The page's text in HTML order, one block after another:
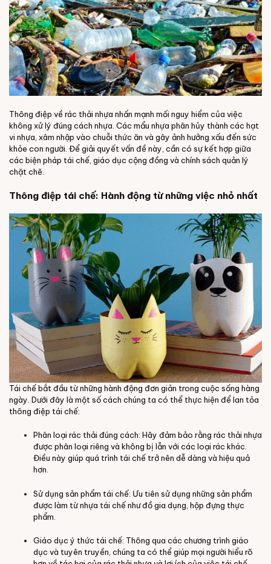
Thông điệp về rác thải nhựa nhấn mạnh mối nguy hiểm của việc
không xử lý đúng cách nhựa. Các mẩu nhựa phân hủy thành các hạt
vi nhựa, xâm nhập vào chuỗi thức ăn và gây ảnh hưởng xấu đến sức
khỏe con người. Để giải quyết vấn đề này, cần có sự kết hợp giữa
các biện pháp tái chế, giáo dục cộng đồng và chính sách quản lý
chặt chẽ.
Thông điệp tái chế: Hành động từ những việc nhỏ nhất
Tái chế bắt đầu từ những hành động đơn giản trong cuộc sống hàng
ngày. Dưới đây là một số cách chúng ta có thể thực hiện để lan tỏa
thông điệp tái chế:
Phân loại rác thải đúng cách: Hãy đảm bảo rằng rác thải nhựa
được phân loại riêng và không bị lẫn với các loại rác khác.
Điều này giúp quá trình tái chế trở nên dễ dàng và hiệu quả
hơn.
Sử dụng sản phẩm tái chế: Ưu tiên sử dụng những sản phẩm
được làm từ nhựa tái chế như đồ gia dụng, hộp đựng thực
phẩm.
Giáo dục ý thức tái chế: Thông qua các chương trình giáo
dục và tuyên truyền, chúng ta có thể giúp mọi người hiểu rõ